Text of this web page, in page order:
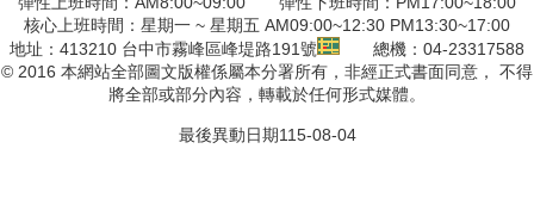
核心上班時間：星期一 ~ 星期五 AM09:00~12:30 PM13:30~17:00
地址：413210 台中市霧峰區峰堤路191號
總機：04-23317588
© 2016 本網站全部圖文版權係屬本分署所有，非經正式書面同意， 不得
將全部或部分內容，轉載於任何形式媒體。
最後異動日期115-08-04